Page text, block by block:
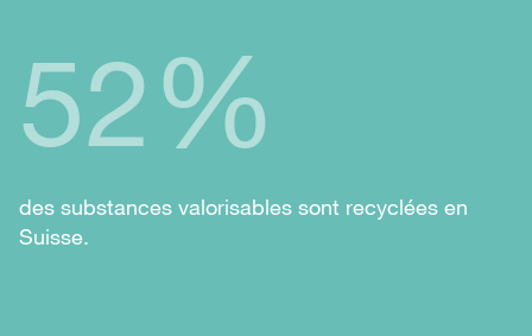
52%
des substances valorisables sont recyclées en
Suisse.